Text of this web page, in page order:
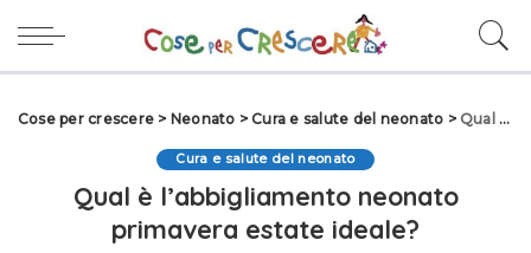
Cose per crescere > Neonato >Cura e salute del neonato > Qual è l’abbigliamento neonato primavera estate ideale?
Cura e salute del neonato
Qual è l’abbigliamento neonato
primavera estate ideale?